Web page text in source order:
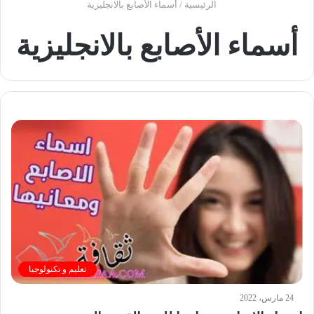
الرئيسية / أسماء الأصابع بالانجليزية
أسماء الأصابع بالانجليزية
تعليم و تكنولوجيا
24 مارس، 2022